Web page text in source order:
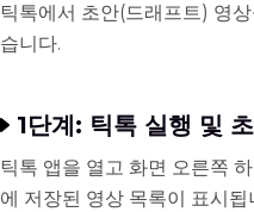
틱톡에서 초안(드래프트) 영
습니다.
1단계: 틱톡 실행 및
틱톡 앱을 열고 화면 오른쪽
에 저장된 영상 목록이 표시됩